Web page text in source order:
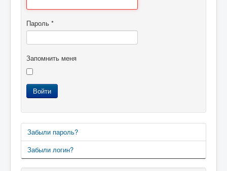
Пароль *
Запомнить меня
Войти
Забыли пароль?
Забыли логин?